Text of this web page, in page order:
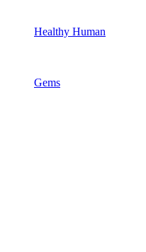
Healthy Human
Gems